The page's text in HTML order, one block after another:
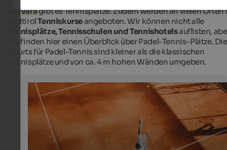
Tennis und Padel-Tennis
Beim Aufschlag im Tennis ist höchste Konzentration
Unsplash - Moises Alex
Corvaragibt es Tennisplätze. Zudem werden an vielen Orten
SüdtirolTenniskurseangeboten. Wir können nicht alle
Tennisplätze, Tennisschulen und Tennishotelsauflisten,
Sie finden hier einen Überblick über Padel-Tennis-Plätze. Die
Courts für Padel-Tennis sind kleiner als die klassischen
Tennisplätze und von ca. 4 m hohen Wänden umgeben.